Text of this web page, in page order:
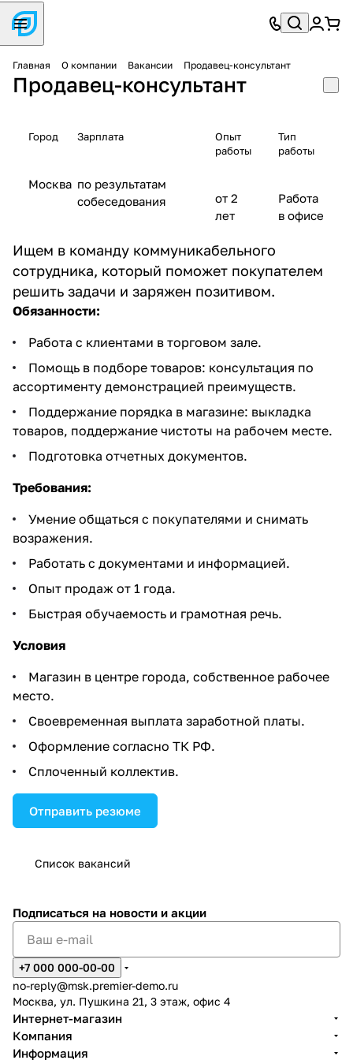
Главная О компании Вакансии Продавец-консультант
Продавец-консультант
Город
Москва
Зарплата
по результатам
собеседования
Опыт
работы
от 2
лет
Тип
работы
Работа
в офисе
Ищем в команду коммуникабельного
сотрудника, который поможет покупателем
решить задачи и заряжен позитивом.
Обязанности:
Работа с клиентами в торговом зале.
Помощь в подборе товаров: консультация по
ассортименту демонстрацией преимуществ.
Поддержание порядка в магазине: выкладка
товаров, поддержание чистоты на рабочем месте.
Подготовка отчетных документов.
Требования:
Умение общаться с покупателями и снимать
возражения.
Работать с документами и информацией.
Опыт продаж от 1 года.
Быстрая обучаемость и грамотная речь.
Условия
Магазин в центре города, собственное рабочее
место.
Своевременная выплата заработной платы.
Оформление согласно ТК РФ.
Сплоченный коллектив.
Отправить резюме
Список вакансий
Подписаться на новости и акции
+7 000 000-00-00
no-reply@msk.premier-demo.ru
Москва, ул. Пушкина 21, 3 этаж, офис 4
Интернет-магазин
Компания
Информация